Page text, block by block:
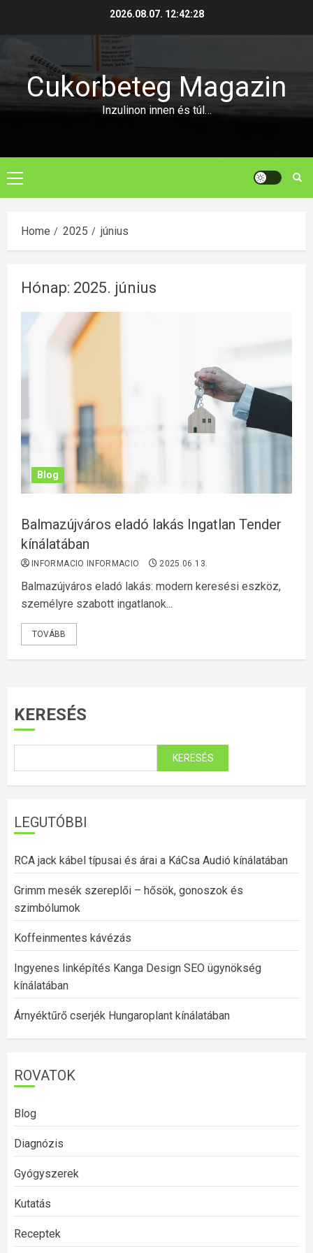
2026.08.07. 12:42:28
Cukorbeteg Magazin
Inzulinon innen és túl…
Primary
Menu
Home 2025 június
Hónap: 2025. június
Blog
Balmazújváros eladó lakás Ingatlan Tender
kínálatában
INFORMACIO INFORMACIO 2025.06.13.
Balmazújváros eladó lakás: modern keresési eszköz,
személyre szabott ingatlanok...
TOVÁBB
KERESÉS
KERESÉS
LEGUTÓBBI
RCA jack kábel típusai és árai a KáCsa Audió kínálatában
Grimm mesék szereplői – hősök, gonoszok és
szimbólumok
Koffeinmentes kávézás
Ingyenes linképítés Kanga Design SEO ügynökség
kínálatában
Árnyéktűrő cserjék Hungaroplant kínálatában
ROVATOK
Blog
Diagnózis
Gyógyszerek
Kutatás
Receptek